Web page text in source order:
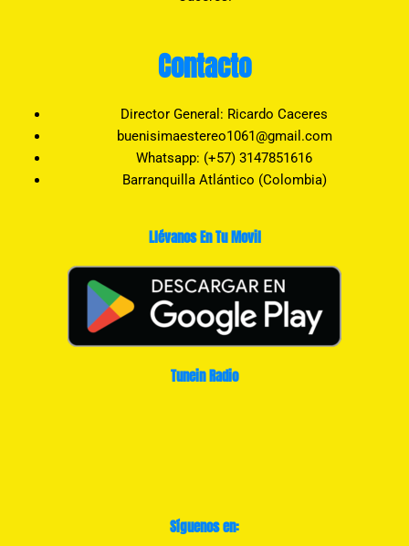
Contacto
Director General: Ricardo Caceres
buenisimaestereo1061@gmail.com
Whatsapp: (+57) 3147851616
Barranquilla Atlántico (Colombia)
Llévanos En Tu Movil
Tunein Radio
Síguenos en: